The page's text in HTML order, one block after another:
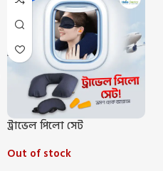
ট্রাভেল পিলো সেট
Out of stock